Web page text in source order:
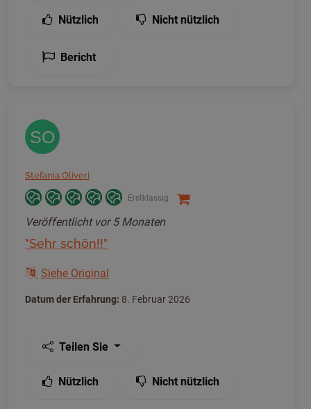
Nützlich Nicht nützlich
Bericht
SO
Stefania Oliveri
Erstklassig
Veröffentlicht vor 5 Monaten
"Sehr schön!!"
Siehe Original
Datum der Erfahrung: 8. Februar 2026
Teilen Sie
Nützlich Nicht nützlich